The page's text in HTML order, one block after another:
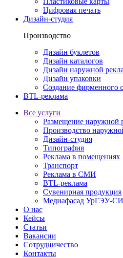
Цифровая печать
Дизайн-студия
Производство
Дизайн буклетов
Дизайн каталогов
Дизайн наружной
Дизайн упаковки
Создание фирменного
BTL-реклама
Все услуги
Размещение наружной
Производство
Дизайн-студия
Типография
Реклама в помещениях
Транспорт
Реклама в СМИ
BTL-реклама
Сувенирная продукция
Медиафасад УрГЭУ-
О нас
Кейсы
Статьи
Вакансии
Сотрудничество
Контакты